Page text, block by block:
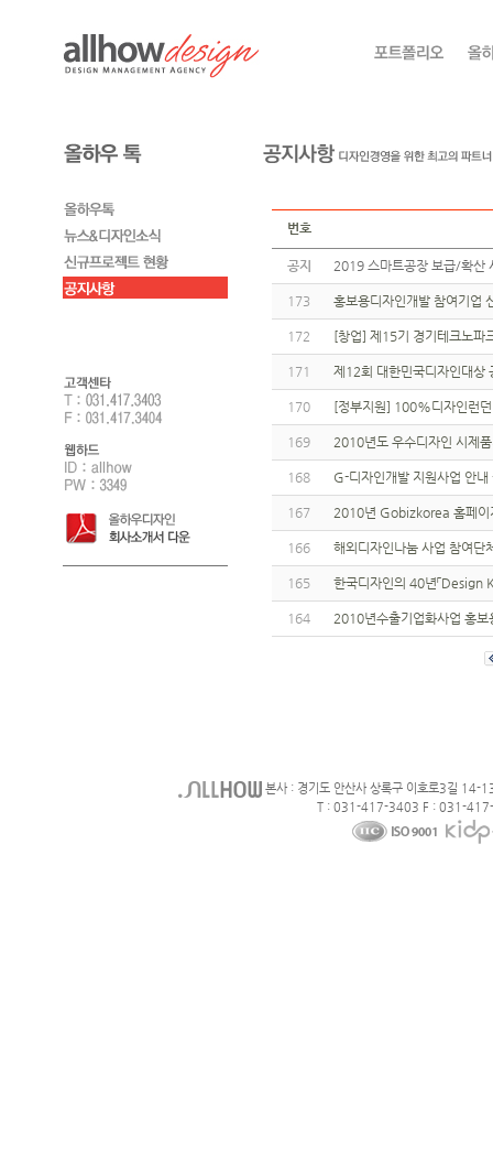
번호
공지 2019 스마트공장 보급/확
173 홍보용디자인개발 참여기업
172 [창업] 제15기 경기테크노파
171 제12회 대한민국디자인대상
170 [정부지원] 100%디자인런
169 2010년도 우수디자인 시제
168 G-디자인개발 지원사업 안
167 2010년 Gobizkorea 홈페이
166 해외디자인나눔 사업 참여단
165 한국디자인의 40년「Design
164 2010년수출기업화사업 홍보
본사 : 경기도 안산사 상록구 이호로3길 14-
T : 031-417-3403 F : 031-